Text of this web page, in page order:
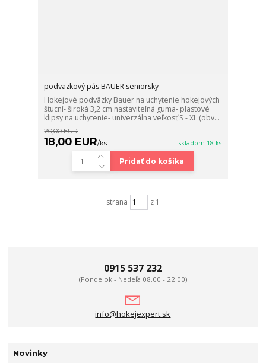
podväzkový pás BAUER seniorsky
Hokejové podväzky Bauer na uchytenie hokejových
štucní- široká 3,2 cm nastaviteľná guma- plastové
klipsy na uchytenie- univerzálna veľkosť S - XL (obv...
20,00 EUR
18,00 EUR/ks skladom 18 ks
Pridať do košíka
strana z 1
0915 537 232
(Pondelok - Nedeľa 08.00 - 22.00)
info@hokejexpert.sk
Novinky